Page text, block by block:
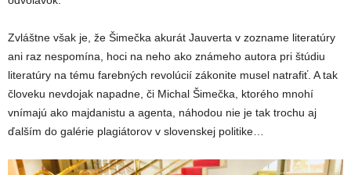
Zvláštne však je, že Šimečka akurát Jauverta v zozname literatúry
ani raz nespomína, hoci na neho ako známeho autora pri štúdiu
literatúry na tému farebných revolúcií zákonite musel natrafiť. A tak
človeku nevdojak napadne, či Michal Šimečka, ktorého mnohí
vnímajú ako majdanistu a agenta, náhodou nie je tak trochu aj
ďalším do galérie plagiátorov v slovenskej politike…